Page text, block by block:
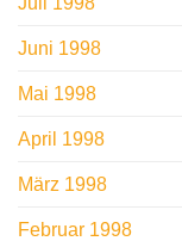
Juni 1998
Mai 1998
April 1998
März 1998
Februar 1998